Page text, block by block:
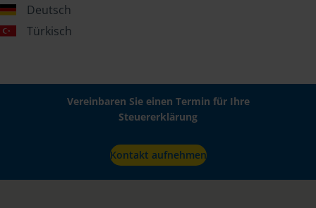
Deutsch
Türkisch
Vereinbaren Sie einen Termin für Ihre
Steuererklärung
Kontakt aufnehmen